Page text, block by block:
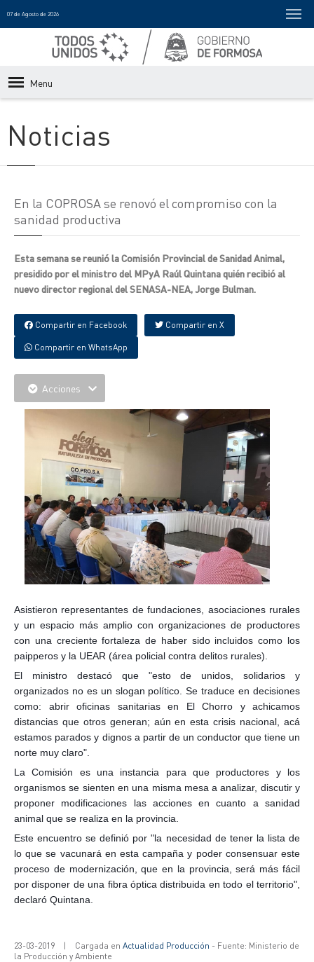
07 de Agosto de 2026
Menu
Noticias
En la COPROSA se renovó el compromiso con la
sanidad productiva
Esta semana se reunió la Comisión Provincial de Sanidad Animal,
presidido por el ministro del MPyA Raúl Quintana quién recibió al
nuevo director regional del SENASA-NEA, Jorge Bulman.
Compartir en Facebook Compartir en X
Compartir en WhatsApp
Acciones
Asistieron representantes de fundaciones, asociaciones rurales
y un espacio más amplio con organizaciones de productores
con una creciente fortaleza de haber sido incluidos como los
paipperos y la UEAR (área policial contra delitos rurales).
El ministro destacó que "esto de unidos, solidarios y
organizados no es un slogan político. Se traduce en decisiones
como: abrir oficinas sanitarias en El Chorro y achicamos
distancias que otros generan; aún en esta crisis nacional, acá
estamos parados y dignos a partir de un conductor que tiene un
norte muy claro".
La Comisión es una instancia para que productores y los
organismos se sienten en una misma mesa a analizar, discutir y
proponer modificaciones las acciones en cuanto a sanidad
animal que se realiza en la provincia.
Este encuentro se definió por "la necesidad de tener la lista de
lo que se vacunará en esta campaña y poder consensuar este
proceso de modernización, que en la provincia, será más fácil
por disponer de una fibra óptica distribuida en todo el territorio",
declaró Quintana.
23-03-2019 | Cargada en Actualidad Producción - Fuente: Ministerio de
la Producción y Ambiente